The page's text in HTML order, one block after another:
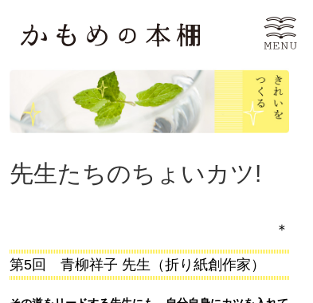
先生たちのちょいカツ!
＊
第5回 青柳祥子 先生（折り紙創作家）